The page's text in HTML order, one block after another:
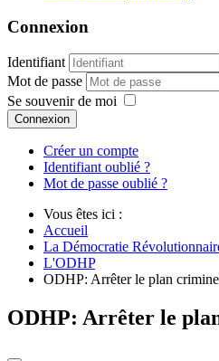
Connexion
Identifiant
Mot de passe
Se souvenir de moi
Connexion
Créer un compte
Identifiant oublié ?
Mot de passe oublié ?
Vous êtes ici :
Accueil
La Démocratie
L'ODHP
ODHP: Arrêter le plan
ODHP: Arrêter le